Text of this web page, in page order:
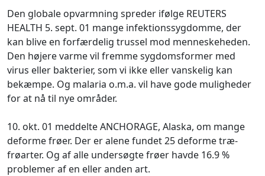
Den globale opvarmning spreder ifølge REUTERS
HEALTH 5. sept. 01 mange infektionssygdomme, der
kan blive en forfærdelig trussel mod menneskeheden.
Den højere varme vil fremme sygdomsformer med
virus eller bakterier, som vi ikke eller vanskelig kan
bekæmpe. Og malaria o.m.a. vil have gode muligheder
for at nå til nye områder.
10. okt. 01 meddelte ANCHORAGE, Alaska, om mange
deforme frøer. Der er alene fundet 25 deforme træ-
frøarter. Og af alle undersøgte frøer havde 16.9 %
problemer af en eller anden art.